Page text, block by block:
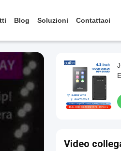
Blog Soluzioni Contattaci
Video